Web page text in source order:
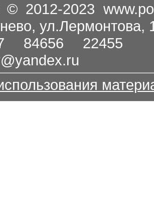
© 2012-2023
ул.Лермонтова,
84656